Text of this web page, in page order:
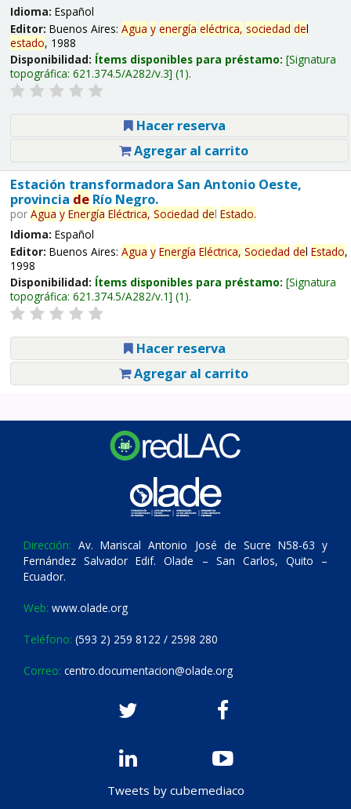
Idioma: Español
Editor: Buenos Aires: Agua y energía eléctrica, sociedad del
estado, 1988
Disponibilidad: Ítems disponibles para préstamo: Signatura
topográfica: 621.374.5/A282/v.3 (1).
Hacer reserva
Agregar al carrito
Estación transformadora San Antonio Oeste,
provincia deRío Negro.
por Agua y Energía Eléctrica, Sociedad del Estado.
Idioma: Español
Editor: Buenos Aires: Agua y Energía Eléctrica, Sociedad del Estado,
1998
Disponibilidad: Ítems disponibles para préstamo: Signatura
topográfica: 621.374.5/A282/v.1 (1).
Hacer reserva
Agregar al carrito
Dirección: Av. Mariscal Antonio José de Sucre N58-63 y
Fernández Salvador Edif. Olade – San Carlos, Quito –
Ecuador.
Web: www.olade.org
Teléfono: (593 2) 259 8122 / 2598 280
Correo: centro.documentacion@olade.org
Tweets by cubemediaco